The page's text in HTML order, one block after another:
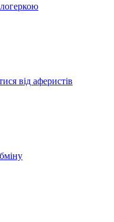
від аферистів